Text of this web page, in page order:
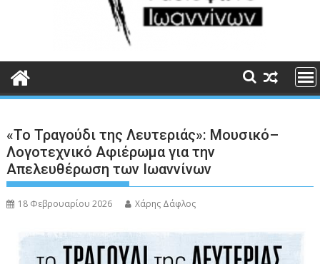
«Το Τραγούδι της Λευτεριάς»: Μουσικό–
Λογοτεχνικό Αφιέρωμα για την
Απελευθέρωση των Ιωαννίνων
18 Φεβρουαρίου 2026 Χάρης Δάφλος